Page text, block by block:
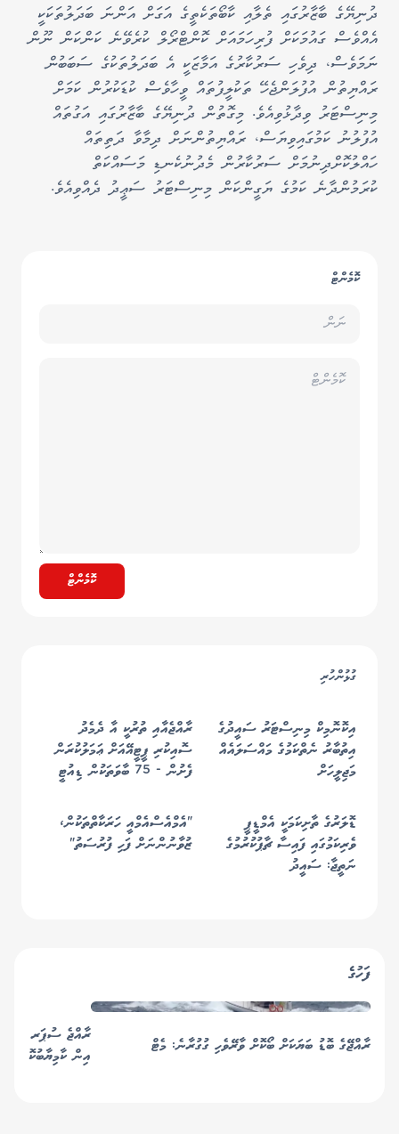
ދުނިޔޭގެ ބާޒާރުގައި ތެލާއި ކާބޯތަކެތީގެ އަގަށް އަންނަ ބަދަލުތަކަކީ
އެއްވެސް ގައުމަކަށް ފުރިހަމައަށް ކޮންޓްރޯލް ކުރެވޭނެ ކަންކަން ނޫން
ނަމަވެސް، ދިވެހި ސަރުކާރުގެ އަމާޒަކީ އެ ބަދަލުތަކުގެ ސަބަބުން
ރައްޔިތުން އުފުލަންޖެހޭ ތަކުލީފުތައް ވީހާވެސް ކުޑަކުރުން ކަމަށް
މިނިސްޓަރު ވިދާޅުވިއެވެ. މިގޮތުން ދުނިޔޭގެ ބާޒާރުގައި އަގުތައް
އުފުލުނު ކަމުގައިވިޔަސް، ރައްޔިތުންނަށް ދިމާވާ ދަތިތައް
ހައްލުކޮށްދިނުމަށް ސަރުކާރުން މެދުނުކެނޑި މަސައްކަތް
ކުރަމުންދާނެ ކަމުގެ ޔަގީންކަން މިނިސްޓަރު ސަޢީދު ދެއްވިއެވެ.
ކޮމެންޓް
ކޮމެންޓް
ގުޅުންހުރި
އިކޮނޮމިކް މިނިސްޓަރު ސައީދުގެ
އިތުބާރު ނެތްކަމުގެ މައްސަލައެއް
މަޖިލީހަށް
ރާއްޖެއާއި ތުރުކީ އާ ދެމެދު
ސޮއިކުރި ޕީޓީއޭއަށް ޢަމަލުކުރަން
ފެށުން - 75 ބާވަތަކުން ޑިއުޓީ
ޑޮލަރުގެ ތާށިކަމަކީ އެމްޑީޕީ
ވެރިކަމުގައި ފައިސާ ޗާޕުކުރުމުގެ
ނަތީޖާ: ސައީދު
"އެމްއެސްއެމްއީ ހަރަކާތްތަކުން،
ޒުވާނުންނަށް ފަހި ފުރުސަތު"
ފަހުގެ
ރާއްޖޭގެ ބޮޑު ބަޔަކަށް ބޯކޮށް ވާރޭވެހި ގުގުރާނެ: މެޓް
އިން ކާމިޔާބުކޮށްފި